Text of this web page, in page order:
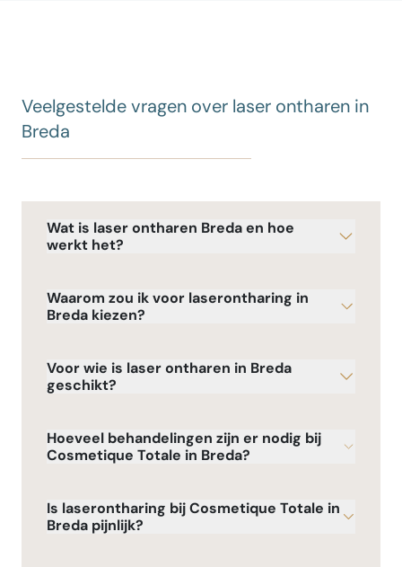
Veelgestelde vragen over laser ontharen in
Breda
Wat is laser ontharen Breda en hoe
werkt het?
Waarom zou ik voor laserontharing in
Breda kiezen?
Voor wie is laser ontharen in Breda
geschikt?
Hoeveel behandelingen zijn er nodig bij
Cosmetique Totale in Breda?
Is laserontharing bij Cosmetique Totale in
Breda pijnlijk?